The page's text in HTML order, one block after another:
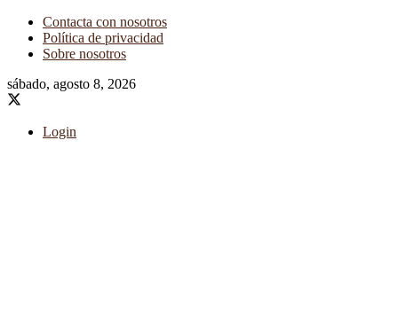
Contacta con nosotros
Política de privacidad
Sobre nosotros
sábado, agosto 8, 2026
Login